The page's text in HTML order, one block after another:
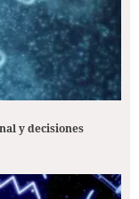
y decisiones